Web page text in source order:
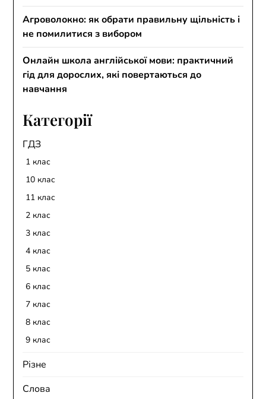
Агроволокно: як обрати правильну щільність і
не помилитися з вибором
Онлайн школа англійської мови: практичний
гід для дорослих, які повертаються до
навчання
Категорії
ГДЗ
1 клас
10 клас
11 клас
2 клас
3 клас
4 клас
5 клас
6 клас
7 клас
8 клас
9 клас
Різне
Слова